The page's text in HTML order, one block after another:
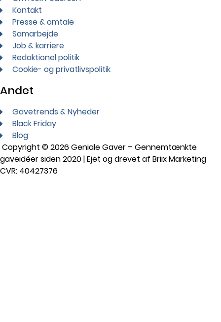
Kontakt
Presse & omtale
Samarbejde
Job & karriere
Redaktionel politik
Cookie- og privatlivspolitik
Andet
Gavetrends & Nyheder
Black Friday
Blog
Copyright © 2026 Geniale Gaver – Gennemtænkte
gaveidéer siden 2020 | Ejet og drevet af Briix Marketing
CVR: 40427376